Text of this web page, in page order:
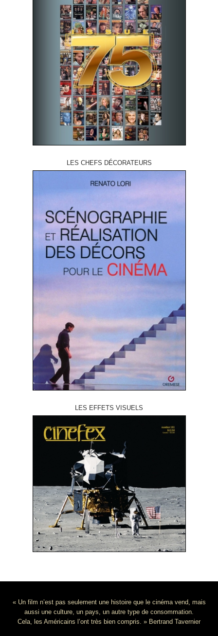
LES CHEFS DÉCORATEURS
LES EFFETS VISUELS
« Un film n’est pas seulement une histoire que le cinéma vend, mais
aussi une culture, un pays, un autre type de consommation.
Cela, les Américains l’ont très bien compris. » Bertrand Tavernier